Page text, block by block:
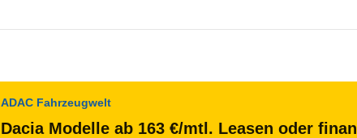
ADAC Fahrzeugwelt
Dacia Modelle ab 163 €/mtl. Leasen oder